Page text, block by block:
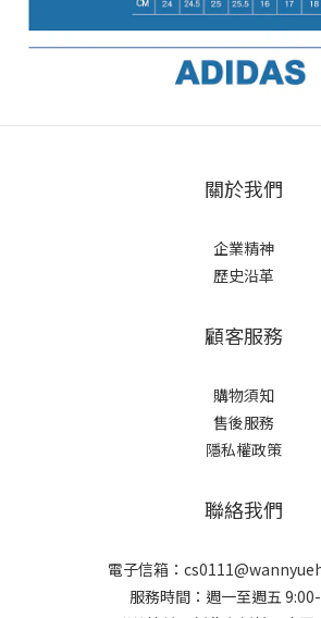
關於我們
企業精神
歷史沿革
顧客服務
購物須知
售後服務
隱私權政策
聯絡我們
電子信箱：
服務時間：週一至週五